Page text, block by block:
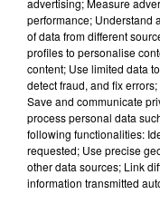
Lecture (2
100%
100% Radio les
advertising; Measure
performance; Understand
of data from different
profiles to personalise
content; Use limited data
detect fraud, and fix
Save and communicate
process personal data
following functionalities:
requested; Use precise
other data sources; Link
information transmitted